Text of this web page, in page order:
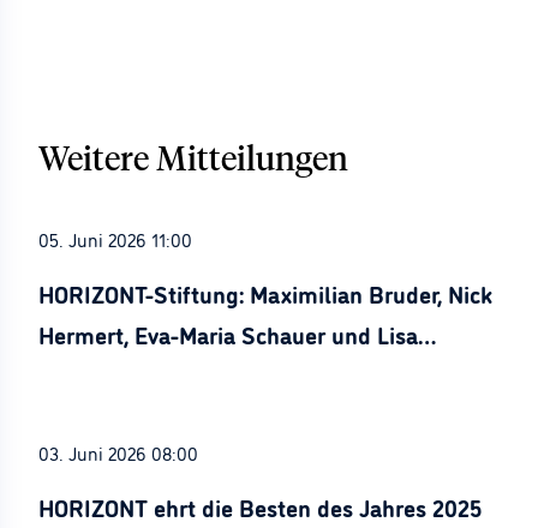
Weitere Mitteilungen
05. Juni 2026 11:00
HORIZONT-Stiftung: Maximilian Bruder, Nick
Hermert, Eva-Maria Schauer und Lisa
03. Juni 2026 08:00
HORIZONT ehrt die Besten des Jahres 2025